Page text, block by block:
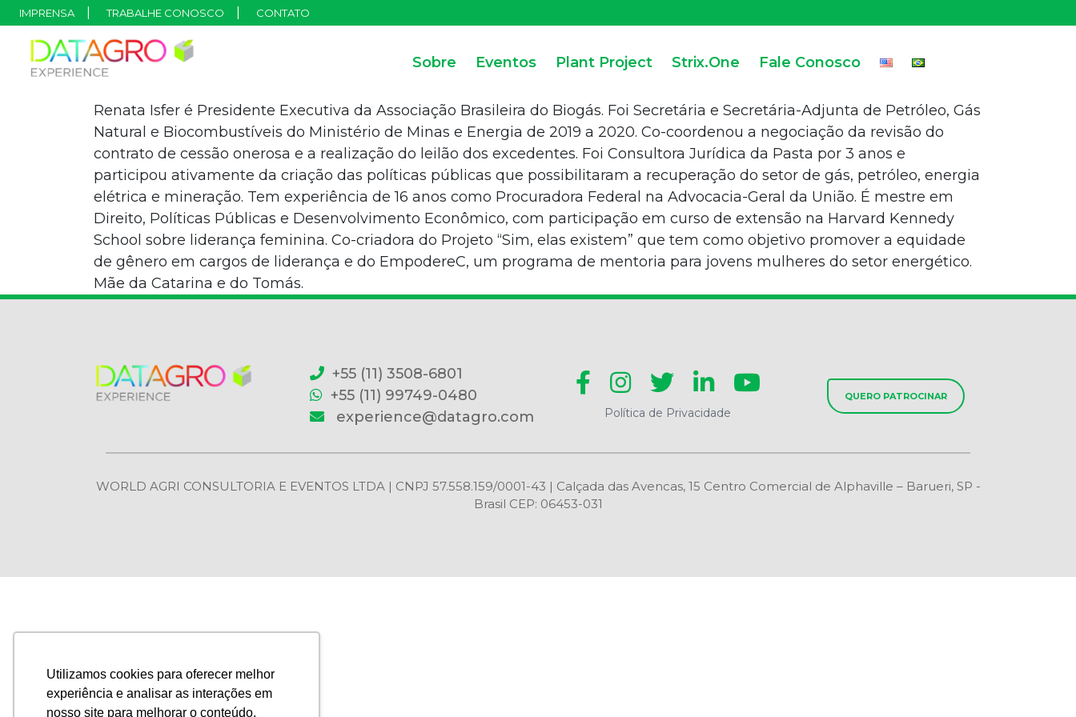
Utilizamos cookies para oferecer melhor
experiência e analisar as interações em
nosso site para melhorar o conteúdo.
IMPRENSA TRABALHE CONOSCO CONTATO
Sobre Eventos Plant Project Strix.One Fale Conosco
Renata Isfer é Presidente Executiva da Associação Brasileira do Biogás. Foi Secretária e Secretária-Adjunta de Petróleo, Gás
Natural e Biocombustíveis do Ministério de Minas e Energia de 2019 a 2020. Co-coordenou a negociação da revisão do
contrato de cessão onerosa e a realização do leilão dos excedentes. Foi Consultora Jurídica da Pasta por 3 anos e
participou ativamente da criação das políticas públicas que possibilitaram a recuperação do setor de gás, petróleo, energia
elétrica e mineração. Tem experiência de 16 anos como Procuradora Federal na Advocacia-Geral da União. É mestre em
Direito, Políticas Públicas e Desenvolvimento Econômico, com participação em curso de extensão na Harvard Kennedy
School sobre liderança feminina. Co-criadora do Projeto “Sim, elas existem” que tem como objetivo promover a equidade
de gênero em cargos de liderança e do EmpodereC, um programa de mentoria para jovens mulheres do setor energético.
Mãe da Catarina e do Tomás.
+55 (11) 3508-6801
+55 (11) 99749-0480
experience@datagro.com
Política de Privacidade
QUERO PATROCINAR
WORLD AGRI CONSULTORIA E EVENTOS LTDA | CNPJ 57.558.159/0001-43 | Calçada das Avencas, 15 Centro Comercial de Alphaville – Barueri, SP -
Brasil CEP: 06453-031